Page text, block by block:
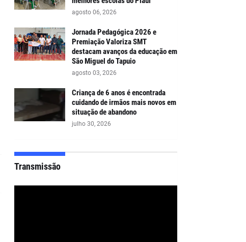
agosto 06, 2026
Jornada Pedagógica 2026 e
Premiação Valoriza SMT
destacam avanços da educação em
São Miguel do Tapuio
agosto 03, 2026
Criança de 6 anos é encontrada
cuidando de irmãos mais novos em
situação de abandono
julho 30, 2026
Transmissão